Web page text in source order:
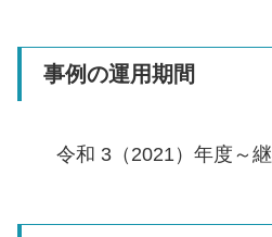
事例の運用期間
令和 3（2021）年度～